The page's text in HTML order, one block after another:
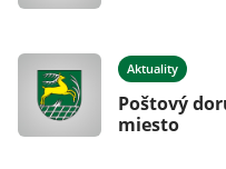
Aktuality
Poštový
miesto